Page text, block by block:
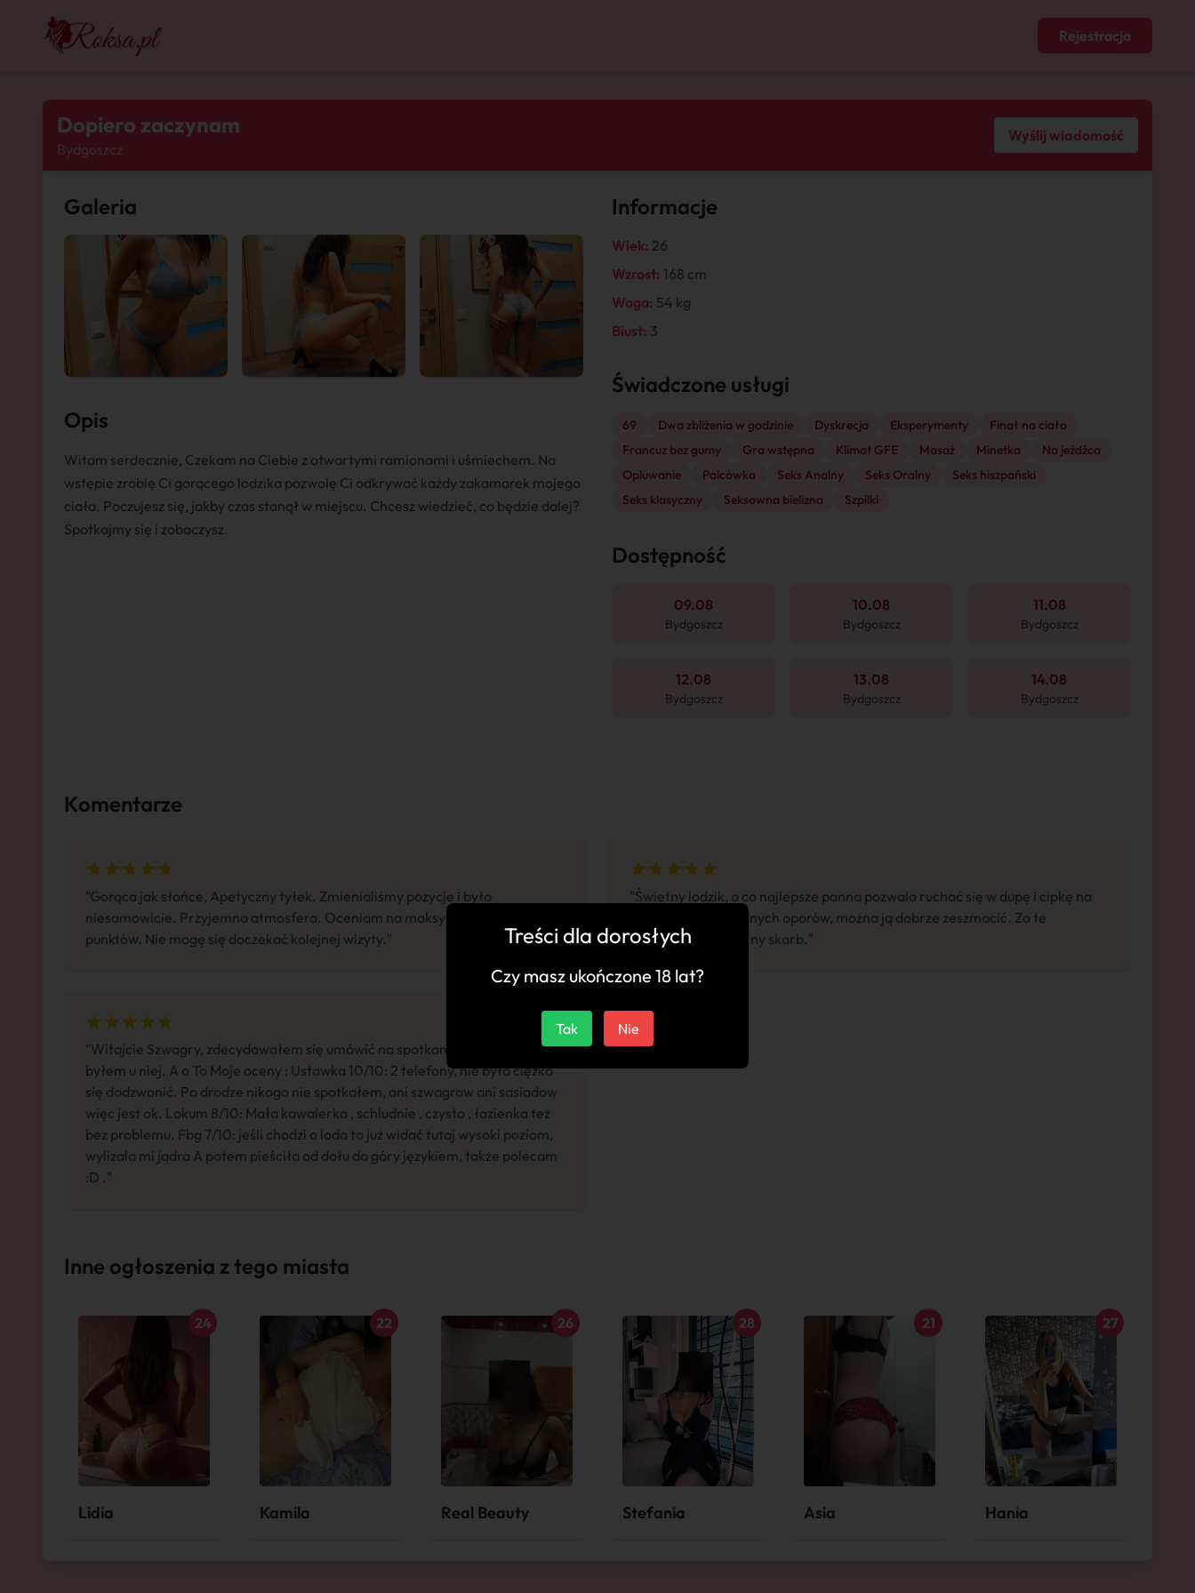
Rejestracja
Dopiero zaczynam
Bydgoszcz
Wyślij wiadomość
Galeria
Opis
Witam serdecznie, Czekam na Ciebie z otwartymi ramionami i uśmiechem. Na
wstępie zrobię Ci gorącego lodzika pozwolę Ci odkrywać każdy zakamarek mojego
ciała. Poczujesz się, jakby czas stanął w miejscu. Chcesz wiedzieć, co będzie dalej?
Spotkajmy się i zobaczysz.
Informacje
Wiek: 26
Wzrost: 168 cm
Waga: 54 kg
Biust: 3
Świadczone usługi
69 Dwa zbliżenia w godzinie Dyskrecja Eksperymenty
Finał na ciało
Francuz bez gumy
Gra wstępna Klimat GFE Masaż Minetka
Na jeźdźca
Opluwanie
Palcówka Seks Analny Seks Oralny
Seks hiszpański
Seks klasyczny
Seksowna bielizna Szpilki
Dostępność
09.08
Bydgoszcz
10.08
Bydgoszcz
11.08
Bydgoszcz
12.08
Bydgoszcz
13.08
Bydgoszcz
14.08
Bydgoszcz
Komentarze
"Gorąca jak słońce, Apetyczny tyłek. Zmienialiśmy pozycje i było
niesamowicie. Przyjemna atmosfera. Oceniam na maksymalną liczbę
punktów. Nie mogę się doczekać kolejnej wizyty."
"Świetny lodzik, a co najlepsze panna pozwala ruchać się w dupę i cipkę na
zmianę, nie ma żadnych oporów, można ją dobrze zeszmacić. Za te
pieniądze to jest istny skarb."
"Witajcie Szwagry, zdecydowałem się umówić na spotkanie , jakiś czas temu
byłem u niej. A o To Moje oceny : Ustawka 10/10: 2 telefony, nie było ciężko
się dodzwonić. Po drodze nikogo nie spotkałem, ani szwagrow ani sasiadow
więc jest ok. Lokum 8/10: Mała kawalerka , schludnie , czysto , łazienka też
bez problemu. Fbg 7/10: jeśli chodzi o loda to już widać tutaj wysoki poziom,
wylizala mi jądra A potem pieściła od dołu do góry językiem, także polecam
:D ."
Inne ogłoszenia z tego miasta
Lidia
24
Kamila
22
Real Beauty
26
Stefania
28
Asia
21
Hania
27
Treści dla dorosłych
Czy masz ukończone 18 lat?
Tak Nie